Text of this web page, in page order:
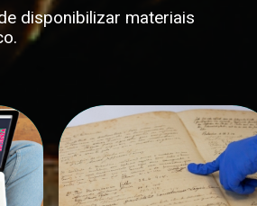
disponibilizar materiais